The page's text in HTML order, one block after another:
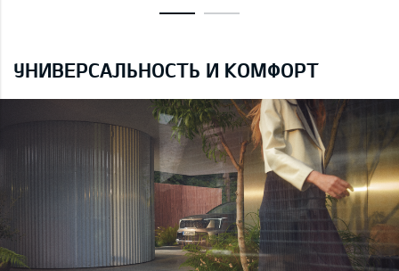
УНИВЕРСАЛЬНОСТЬ И КОМФОРТ